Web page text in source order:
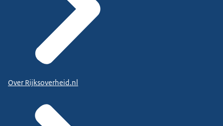
Over Rijksoverheid.nl